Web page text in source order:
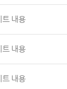
내용
내용
내용